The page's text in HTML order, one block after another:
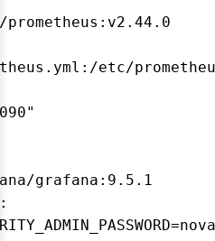
prometheus:v2.44.0
etc/
grafana:9.5.1